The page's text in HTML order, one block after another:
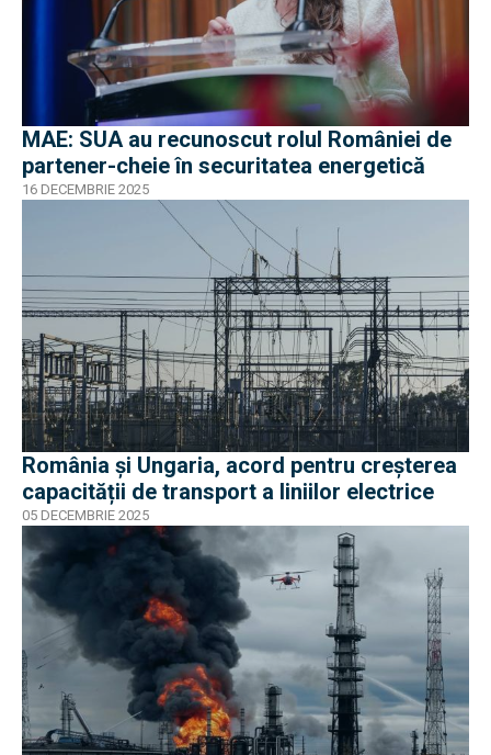
MAE: SUA au recunoscut rolul României de
partener-cheie în securitatea energetică
16 DECEMBRIE 2025
România şi Ungaria, acord pentru creșterea
capacității de transport a liniilor electrice
05 DECEMBRIE 2025